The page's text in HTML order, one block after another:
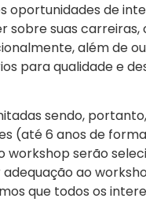
oportunidades de
sobre suas
além de
para qualidade e
sendo,
(até 6 anos de
serão
ao
que todos os